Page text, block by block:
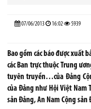
07/06/2013 16:02 5939
Bao gồm các báo được xuất
các Ban trực thuộc Trung
tuyên truyền…của Đảng
của Đảng như Hội Việt Nam
sản Đảng, An Nam Cộng